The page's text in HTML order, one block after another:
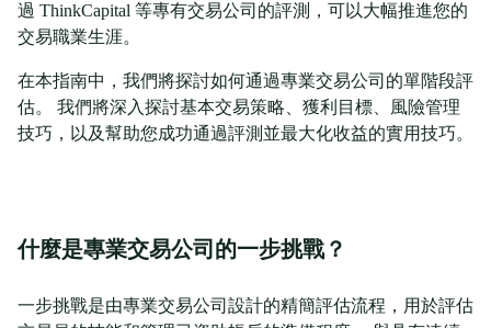
過 ThinkCapital 等專有交易公司的評測，可以大幅推進您的
交易職業生涯。
在本指南中，我們將探討如何通過專業交易公司的單階段評
估。 我們將深入探討基本交易策略、獲利目標、風險管理
技巧，以及幫助您成功通過評測並最大化收益的實用技巧。
什麼是專業交易公司的一步挑戰？
一步挑戰是由專業交易公司設計的精簡評估流程，用於評估